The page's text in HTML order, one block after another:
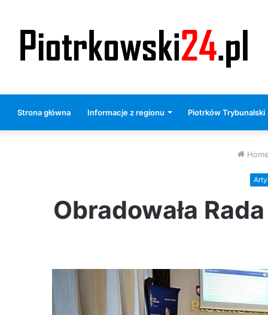
Strona główna Informacje z regionu Piotrków Trybunalski
Obradowała